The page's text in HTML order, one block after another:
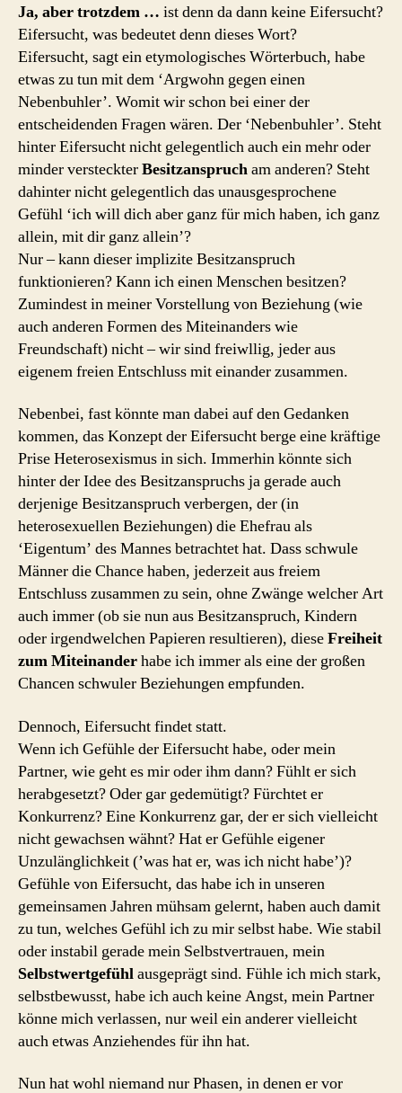
Ja, aber trotzdem … ist denn da dann keine Eifersucht?
Eifersucht, was bedeutet denn dieses Wort?
Eifersucht, sagt ein etymologisches Wörterbuch, habe
etwas zu tun mit dem ‘Argwohn gegen einen
Nebenbuhler’. Womit wir schon bei einer der
entscheidenden Fragen wären. Der ‘Nebenbuhler’. Steht
hinter Eifersucht nicht gelegentlich auch ein mehr oder
minder versteckterBesitzansprucham anderen? Steht
dahinter nicht gelegentlich das unausgesprochene
Gefühl ‘ich will dich aber ganz für mich haben, ich ganz
allein, mit dir ganz allein’?
Nur – kann dieser implizite Besitzanspruch
funktionieren? Kann ich einen Menschen besitzen?
Zumindest in meiner Vorstellung von Beziehung (wie
auch anderen Formen des Miteinanders wie
Freundschaft) nicht – wir sind freiwllig, jeder aus
eigenem freien Entschluss mit einander zusammen.
Nebenbei, fast könnte man dabei auf den Gedanken
kommen, das Konzept der Eifersucht berge eine kräftige
Prise Heterosexismus in sich. Immerhin könnte sich
hinter der Idee des Besitzanspruchs ja gerade auch
derjenige Besitzanspruch verbergen, der (in
heterosexuellen Beziehungen) die Ehefrau als
‘Eigentum’ des Mannes betrachtet hat. Dass schwule
Männer die Chance haben, jederzeit aus freiem
Entschluss zusammen zu sein, ohne Zwänge welcher Art
auch immer (ob sie nun aus Besitzanspruch, Kindern
oder irgendwelchen Papieren resultieren), dieseFreiheit
zum Miteinanderhabe ich immer als eine der großen
Chancen schwuler Beziehungen empfunden.
Dennoch, Eifersucht findet statt.
Wenn ich Gefühle der Eifersucht habe, oder mein
Partner, wie geht es mir oder ihm dann? Fühlt er sich
herabgesetzt? Oder gar gedemütigt? Fürchtet er
Konkurrenz? Eine Konkurrenz gar, der er sich vielleicht
nicht gewachsen wähnt? Hat er Gefühle eigener
Unzulänglichkeit (’was hat er, was ich nicht habe’)?
Gefühle von Eifersucht, das habe ich in unseren
gemeinsamen Jahren mühsam gelernt, haben auch damit
zu tun, welches Gefühl ich zu mir selbst habe. Wie stabil
oder instabil gerade mein Selbstvertrauen, mein
Selbstwertgefühlausgeprägt sind. Fühle ich mich stark,
selbstbewusst, habe ich auch keine Angst, mein Partner
könne mich verlassen, nur weil ein anderer vielleicht
auch etwas Anziehendes für ihn hat.
Nun hat wohl niemand nur Phasen, in denen er vor